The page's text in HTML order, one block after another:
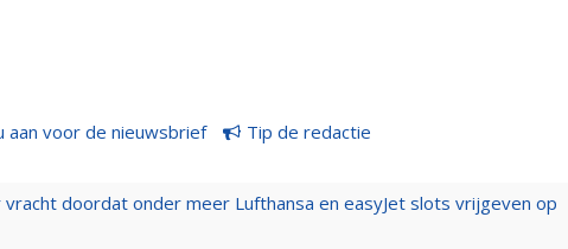
aan voor de nieuwsbrief Tip de redactie
doordat onder meer Lufthansa en easyJet slots vrijgeven op